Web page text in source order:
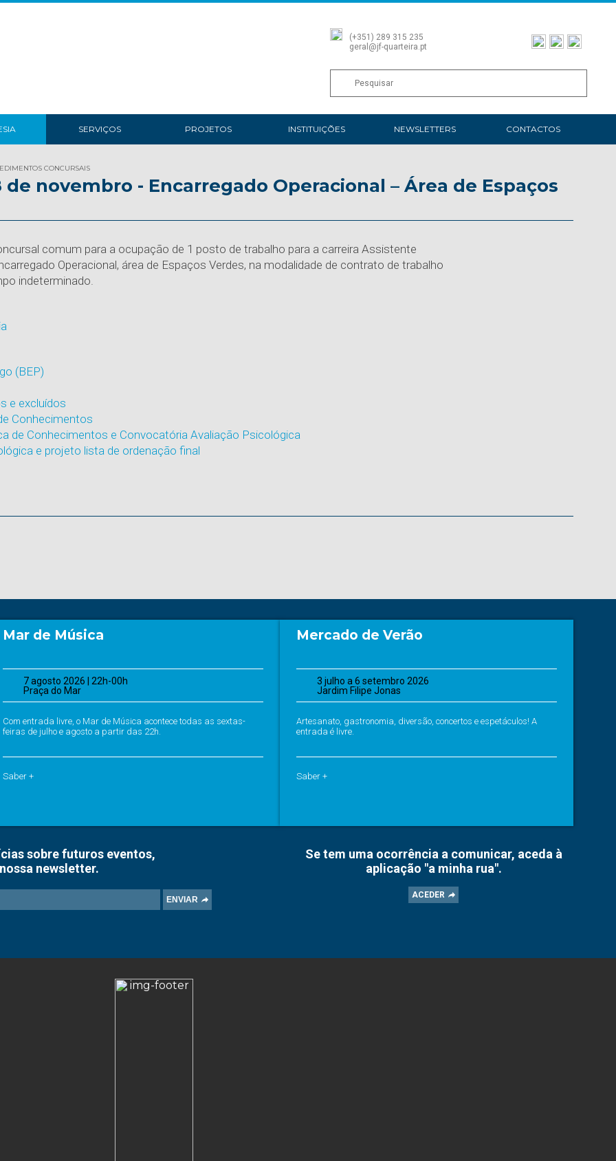
(+351) 289 315 235
geral@jf-quarteira.pt
SERVIÇOS PROJETOS INSTITUIÇÕES NEWSLETTERS CONTACTOS
CONCURSAIS
de novembro - Encarregado Operacional – Área de Espaços
comum para a ocupação de 1 posto de trabalho para a carreira Assistente
Operacional, área de Espaços Verdes, na modalidade de contrato de trabalho
indeterminado.
(BEP)
e excluídos
Conhecimentos
de Conhecimentos e Convocatória Avaliação Psicológica
e projeto lista de ordenação final
Mar de Música
7 agosto 2026 | 22h-00h
Praça do Mar
Com entrada livre, o Mar de Música acontece todas as sextas-
feiras de julho e agosto a partir das 22h.
Saber +
Mercado de Verão
3 julho a 6 setembro 2026
Jardim Filipe Jonas
Artesanato, gastronomia, diversão, concertos e espetáculos! A
entrada é livre.
Saber +
sobre futuros eventos,
newsletter.
ENVIAR
Se tem uma ocorrência a comunicar, aceda à
aplicação "a minha rua".
ACEDER